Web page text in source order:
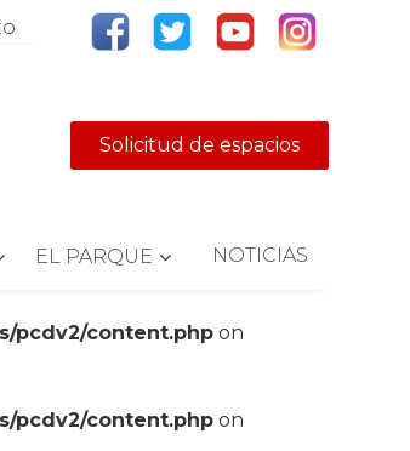
Solicitud de espacios
EL PARQUE NOTICIAS
pcdv2/content.php on
pcdv2/content.php on